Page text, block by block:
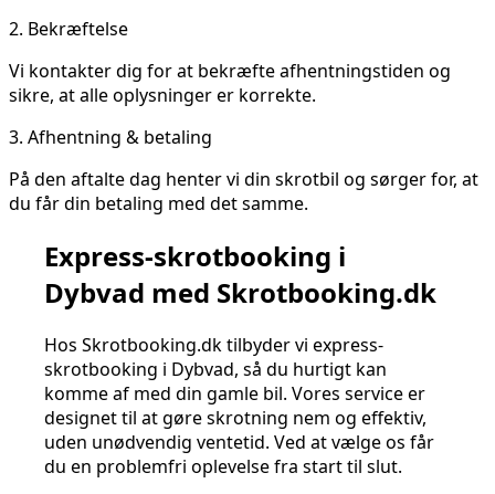
2. Bekræftelse
Vi kontakter dig for at bekræfte afhentningstiden og
sikre, at alle oplysninger er korrekte.
3. Afhentning & betaling
På den aftalte dag henter vi din skrotbil og sørger for, at
du får din betaling med det samme.
Express-skrotbooking i
Dybvad med Skrotbooking.dk
Hos Skrotbooking.dk tilbyder vi express-
skrotbooking i Dybvad, så du hurtigt kan
komme af med din gamle bil. Vores service er
designet til at gøre skrotning nem og effektiv,
uden unødvendig ventetid. Ved at vælge os får
du en problemfri oplevelse fra start til slut.